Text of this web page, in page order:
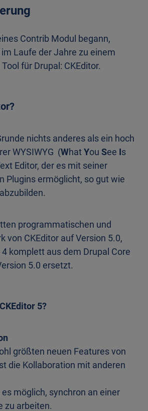
Contrib Modul begann,
Laufe der Jahre zu einem
für Drupal: CKEditor.
nichts anderes als ein hoch
WYSIWYG (WhatYou See Is
Editor, der es mit seiner
Plugins ermöglicht, so gut wie
programmatischen und
von CKEditor auf Version 5.0,
komplett aus dem Drupal Core
5.0 ersetzt.
5?
größten neuen Features von
die Kollaboration mit anderen
möglich, synchron an einer
zu arbeiten.